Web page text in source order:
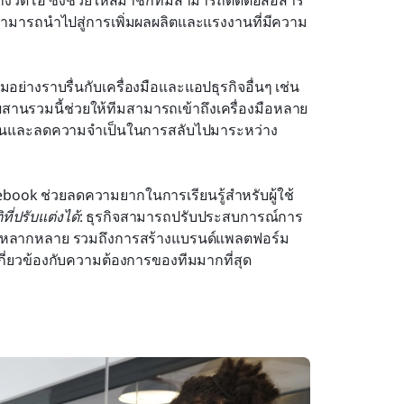
ารถนำไปสู่การเพิ่มผลผลิตและแรงงานที่มีความ
ย่างราบรื่นกับเครื่องมือและแอปธุรกิจอื่นๆ เช่น
านรวมนี้ช่วยให้ทีมสามารถเข้าถึงเครื่องมือหลาย
และลดความจำเป็นในการสลับไปมาระหว่าง
ช่วยลดความยากในการเรียนรู้สำหรับผู้ใช้
ปรับแต่งได้: ธุรกิจสามารถปรับประสบการณ์การ
ากหลาย รวมถึงการสร้างแบรนด์แพลตฟอร์ม
ยวข้องกับความต้องการของทีมมากที่สุด